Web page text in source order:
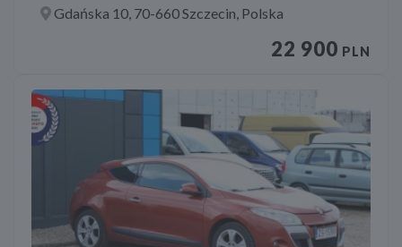
Gdańska 10, 70-660 Szczecin, Polska
22 900 PLN